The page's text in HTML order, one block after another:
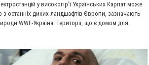
у високогір’ї Українських Карпат може
з останніх диких ландшафтів Європи, зазначають
WWF-Україна. Території, що є домом для
добробут місцевих громад.